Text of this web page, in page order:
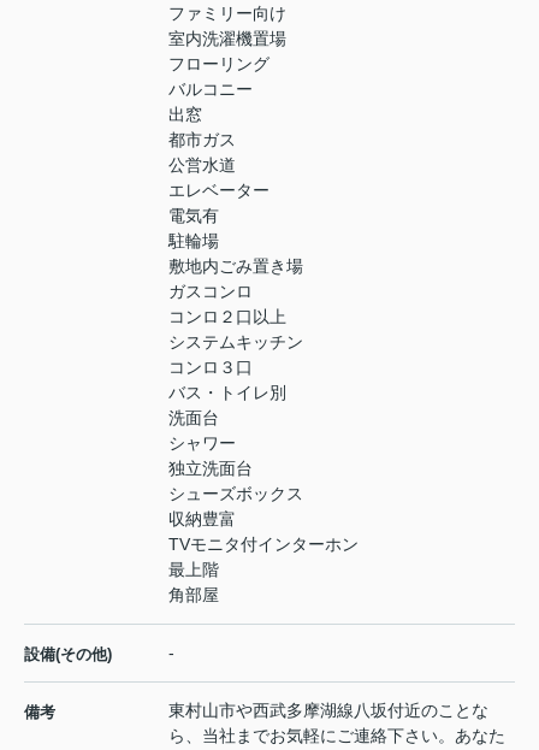
ファミリー向け
室内洗濯機置場
フローリング
バルコニー
出窓
都市ガス
公営水道
エレベーター
電気有
駐輪場
敷地内ごみ置き場
ガスコンロ
コンロ２口以上
システムキッチン
コンロ３口
バス・トイレ別
洗面台
シャワー
独立洗面台
シューズボックス
収納豊富
TVモニタ付インターホン
最上階
角部屋
設備(その他) -
備考
東村山市や西武多摩湖線八坂付近のことな
ら、当社までお気軽にご連絡下さい。あなた